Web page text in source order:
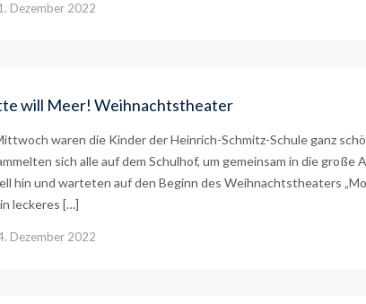
Dezember 2022
will Meer! Weihnachtstheater
waren die Kinder der Heinrich-Schmitz-Schule ganz
sich alle auf dem Schulhof, um gemeinsam in die
hin und warteten auf den Beginn des Weihnachtstheaters
leckeres […]
Dezember 2022